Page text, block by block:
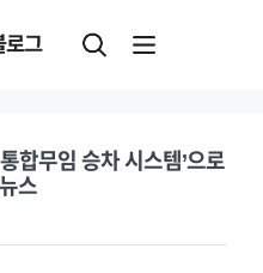
로그
합무임 승차 시스템’으로
스